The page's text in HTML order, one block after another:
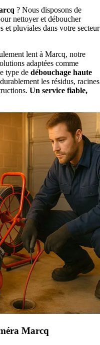
? Nous disposons de
nettoyer et déboucher
et pluviales dans votre secteur
lent à Marcq, notre
adaptées comme
type de débouchage haute
les résidus, racines
Un service fiable,
Marcq